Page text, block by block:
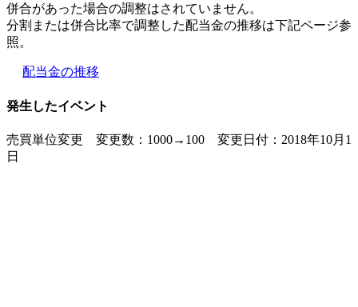
併合があった場合の調整はされていません。
分割または併合比率で調整した配当金の推移は下記ページ参
照。
配当金の推移
発生したイベント
売買単位変更 変更数：1000→100 変更日付：2018年10月1
日